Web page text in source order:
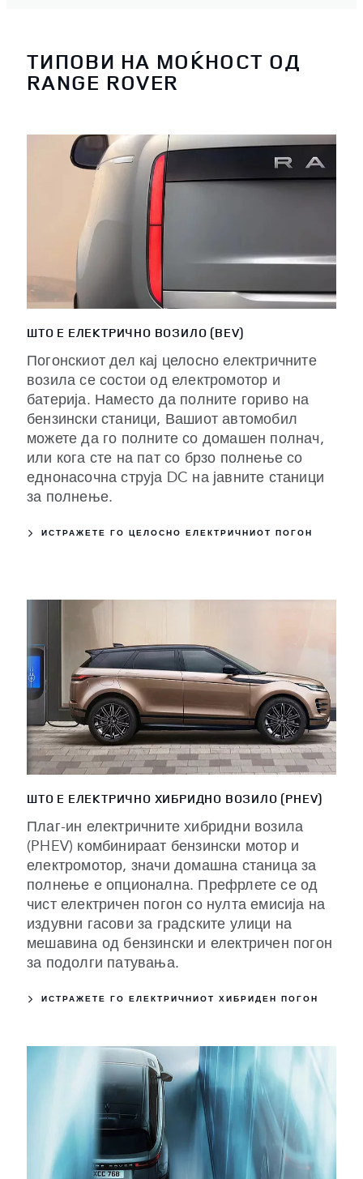
ТИПОВИ НА МОЌНОСТ ОД
RANGE ROVER
ШТО Е ЕЛЕКТРИЧНО ВОЗИЛО (BEV)
Погонскиот дел кај целосно електричните
возила се состои од електромотор и
батерија. Наместо да полните гориво на
бензински станици, Вашиот автомобил
можете да го полните со домашен полнач,
или кога сте на пат со брзо полнење со
еднонасочна струја DC на јавните станици
за полнење.
ИСТРАЖЕТЕ ГО ЦЕЛОСНО ЕЛЕКТРИЧНИОТ ПОГОН
ШТО Е ЕЛЕКТРИЧНО ХИБРИДНО ВОЗИЛО (PHEV)
Плаг-ин електричните хибридни возила
(PHEV) комбинираат бензински мотор и
електромотор, значи домашна станица за
полнење е опционална. Префрлете се од
чист електричен погон со нулта емисија на
издувни гасови за градските улици на
мешавина од бензински и електричен погон
за подолги патувања.
ИСТРАЖЕТЕ ГО ЕЛЕКТРИЧНИОТ ХИБРИДЕН ПОГОН